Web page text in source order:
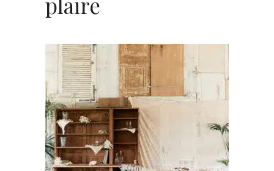
AJOUTER AU PANIER